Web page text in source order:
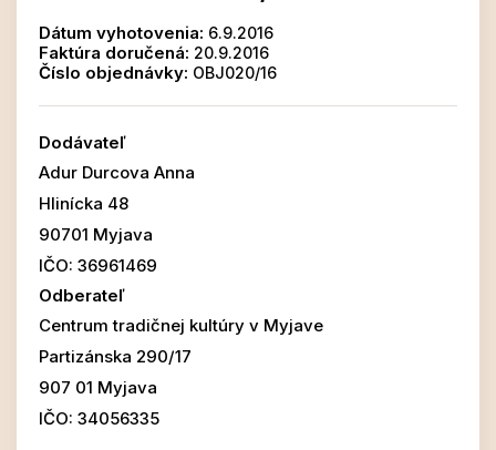
Dátum vyhotovenia: 6.9.2016
Faktúra doručená: 20.9.2016
Číslo objednávky: OBJ020/16
Dodávateľ
Adur Durcova Anna
Hlinícka 48
90701 Myjava
IČO: 36961469
Odberateľ
Centrum tradičnej kultúry v Myjave
Partizánska 290/17
907 01 Myjava
IČO: 34056335